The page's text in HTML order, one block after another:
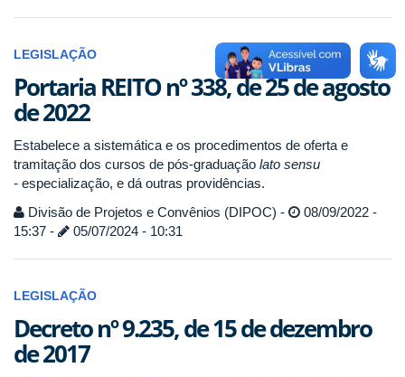
LEGISLAÇÃO
Portaria REITO nº 338, de 25 de agosto
de 2022
Estabelece a sistemática e os procedimentos de oferta e
tramitação dos cursos de pós-graduação lato sensu
- especialização, e dá outras providências.
Divisão de Projetos e Convênios (DIPOC) -
08/09/2022 -
15:37 -
05/07/2024 - 10:31
LEGISLAÇÃO
Decreto nº 9.235, de 15 de dezembro
de 2017